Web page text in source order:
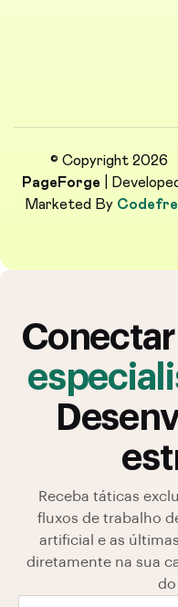
© Copyright 2026
PageForge |
Marketed By
Conectar
Receba táticas
fluxos de trabalho
artificial e as
diretamente na sua
do